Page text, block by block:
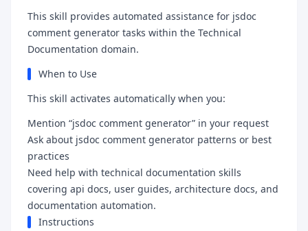
This skill provides automated assistance for jsdoc
comment generator tasks within the Technical
Documentation domain.
When to Use
This skill activates automatically when you:
Mention “jsdoc comment generator” in your request
Ask about jsdoc comment generator patterns or best
practices
Need help with technical documentation skills
covering api docs, user guides, architecture docs, and
documentation automation.
Instructions